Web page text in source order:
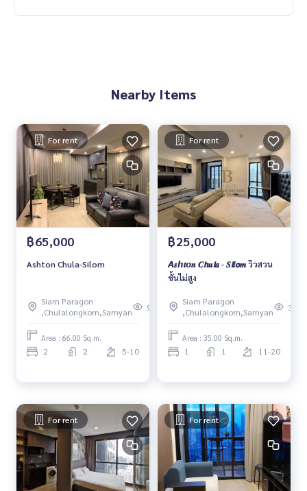
Nearby Items
For rent
฿65,000
Ashton Chula-Silom
Siam Paragon
,Chulalongkorn,Samyan
95
Area : 66.00 Sq.m.
2 2 5-10
For rent
฿25,000
𝘼𝒔𝙝𝒕𝙤𝒏 𝑪𝙝𝒖𝙡𝒂 - 𝑺𝙞𝒍𝙤𝒎 วิวสวน
ชั้นไม่สูง
Siam Paragon
,Chulalongkorn,Samyan
34
Area : 35.00 Sq.m.
1 1 11-20
For rent For rent